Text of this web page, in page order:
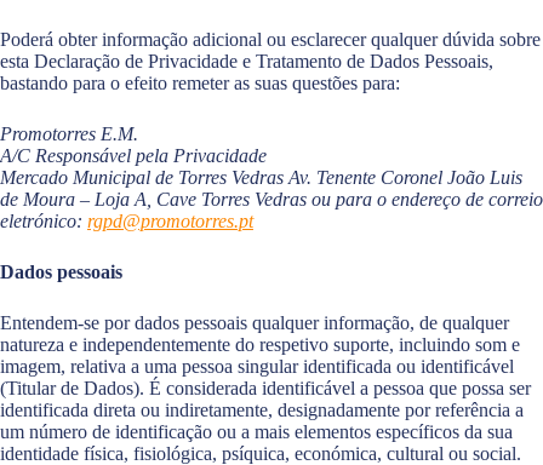
Poderá obter informação adicional ou esclarecer qualquer dúvida sobre
esta Declaração de Privacidade e Tratamento de Dados Pessoais,
bastando para o efeito remeter as suas questões para:
Promotorres E.M.
A/C Responsável pela Privacidade
Mercado Municipal de Torres Vedras Av. Tenente Coronel João Luis
de Moura – Loja A, Cave Torres Vedras ou para o endereço de correio
eletrónico: rgpd@promotorres.pt
Dados pessoais
Entendem-se por dados pessoais qualquer informação, de qualquer
natureza e independentemente do respetivo suporte, incluindo som e
imagem, relativa a uma pessoa singular identificada ou identificável
(Titular de Dados). É considerada identificável a pessoa que possa ser
identificada direta ou indiretamente, designadamente por referência a
um número de identificação ou a mais elementos específicos da sua
identidade física, fisiológica, psíquica, económica, cultural ou social.